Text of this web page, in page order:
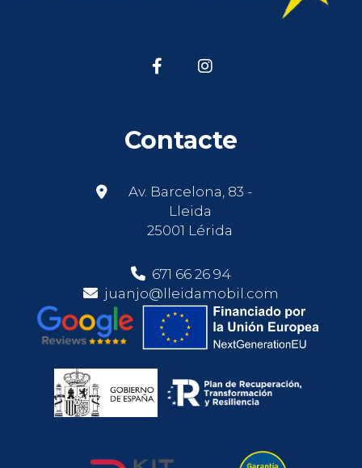
Contacte
Av. Barcelona, 83 -
Lleida
25001 Lérida
671 66 26 94
juanjo@lleidamobil.com